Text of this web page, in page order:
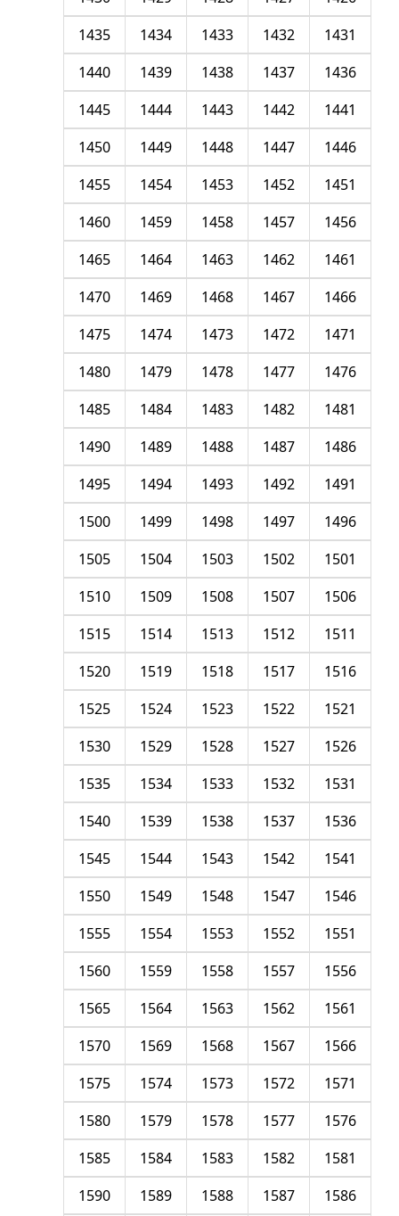
1431
1432
1433
1434
1435
1436
1437
1438
1439
1440
1441
1442
1443
1444
1445
1446
1447
1448
1449
1450
1451
1452
1453
1454
1455
1456
1457
1458
1459
1460
1461
1462
1463
1464
1465
1466
1467
1468
1469
1470
1471
1472
1473
1474
1475
1476
1477
1478
1479
1480
1481
1482
1483
1484
1485
1486
1487
1488
1489
1490
1491
1492
1493
1494
1495
1496
1497
1498
1499
1500
1501
1502
1503
1504
1505
1506
1507
1508
1509
1510
1511
1512
1513
1514
1515
1516
1517
1518
1519
1520
1521
1522
1523
1524
1525
1526
1527
1528
1529
1530
1531
1532
1533
1534
1535
1536
1537
1538
1539
1540
1541
1542
1543
1544
1545
1546
1547
1548
1549
1550
1551
1552
1553
1554
1555
1556
1557
1558
1559
1560
1561
1562
1563
1564
1565
1566
1567
1568
1569
1570
1571
1572
1573
1574
1575
1576
1577
1578
1579
1580
1581
1582
1583
1584
1585
1586
1587
1588
1589
1590